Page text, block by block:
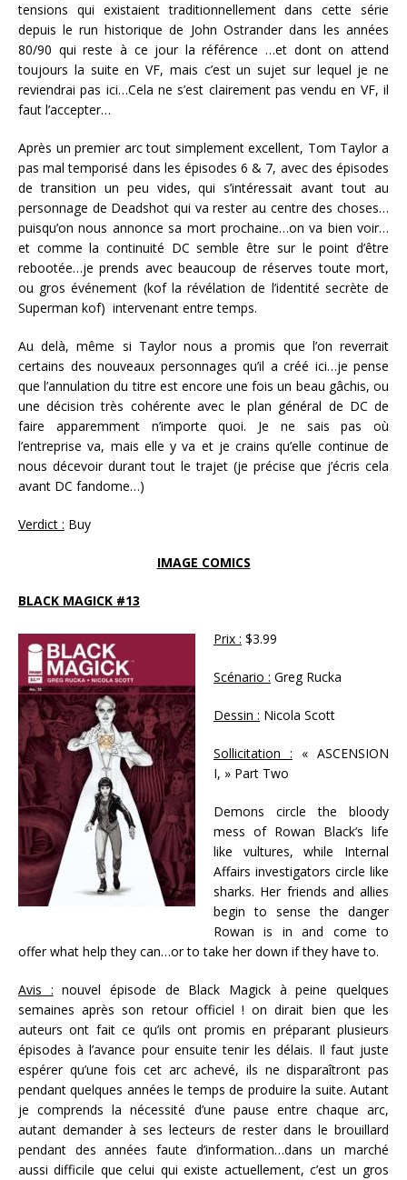
tensions qui existaient traditionnellement dans cette série
depuis le run historique de John Ostrander dans les années
80/90 qui reste à ce jour la référence …et dont on attend
toujours la suite en VF, mais c’est un sujet sur lequel je ne
reviendrai pas ici…Cela ne s’est clairement pas vendu en VF, il
faut l’accepter…
Après un premier arc tout simplement excellent, Tom Taylor a
pas mal temporisé dans les épisodes 6 & 7, avec des épisodes
de transition un peu vides, qui s’intéressait avant tout au
personnage de Deadshot qui va rester au centre des choses…
puisqu’on nous annonce sa mort prochaine…on va bien voir…
et comme la continuité DC semble être sur le point d’être
rebootée…je prends avec beaucoup de réserves toute mort,
ou gros événement (kof la révélation de l’identité secrète de
Superman kof) intervenant entre temps.
Au delà, même si Taylor nous a promis que l’on reverrait
certains des nouveaux personnages qu’il a créé ici…je pense
que l’annulation du titre est encore une fois un beau gâchis, ou
une décision très cohérente avec le plan général de DC de
faire apparemment n’importe quoi. Je ne sais pas où
l’entreprise va, mais elle y va et je crains qu’elle continue de
nous décevoir durant tout le trajet (je précise que j’écris cela
avant DC fandome…)
Verdict : Buy
IMAGE COMICS
BLACK MAGICK #13
Prix : $3.99
Scénario : Greg Rucka
Dessin : Nicola Scott
Sollicitation : « ASCENSION
I, » Part Two
Demons circle the bloody
mess of Rowan Black’s life
like vultures, while Internal
Affairs investigators circle like
sharks. Her friends and allies
begin to sense the danger
Rowan is in and come to
offer what help they can…or to take her down if they have to.
Avis : nouvel épisode de Black Magick à peine quelques
semaines après son retour officiel ! on dirait bien que les
auteurs ont fait ce qu’ils ont promis en préparant plusieurs
épisodes à l’avance pour ensuite tenir les délais. Il faut juste
espérer qu’une fois cet arc achevé, ils ne disparaîtront pas
pendant quelques années le temps de produire la suite. Autant
je comprends la nécessité d’une pause entre chaque arc,
autant demander à ses lecteurs de rester dans le brouillard
pendant des années faute d’information…dans un marché
aussi difficile que celui qui existe actuellement, c’est un gros